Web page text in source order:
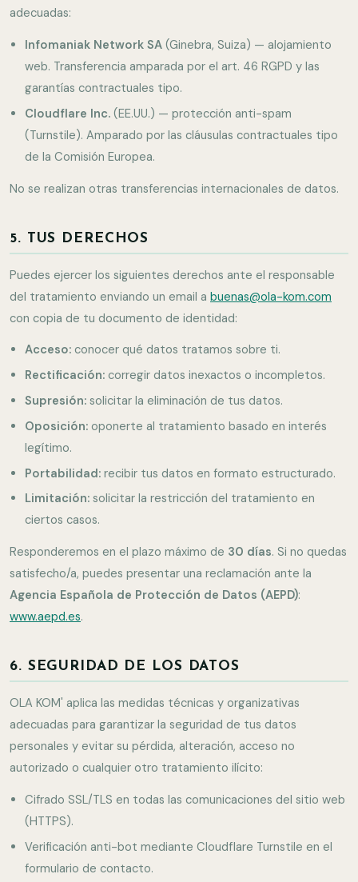
adecuadas:
Infomaniak Network SA (Ginebra, Suiza) — alojamiento
web. Transferencia amparada por el art. 46 RGPD y las
garantías contractuales tipo.
Cloudflare Inc. (EE.UU.) — protección anti-spam
(Turnstile). Amparado por las cláusulas contractuales tipo
de la Comisión Europea.
No se realizan otras transferencias internacionales de datos.
5. TUS DERECHOS
Puedes ejercer los siguientes derechos ante el responsable
del tratamiento enviando un email a buenas@ola-kom.com
con copia de tu documento de identidad:
Acceso: conocer qué datos tratamos sobre ti.
Rectificación: corregir datos inexactos o incompletos.
Supresión: solicitar la eliminación de tus datos.
Oposición: oponerte al tratamiento basado en interés
legítimo.
Portabilidad: recibir tus datos en formato estructurado.
Limitación: solicitar la restricción del tratamiento en
ciertos casos.
Responderemos en el plazo máximo de 30 días. Si no quedas
satisfecho/a, puedes presentar una reclamación ante la
Agencia Española de Protección de Datos (AEPD):
www.aepd.es.
6. SEGURIDAD DE LOS DATOS
OLA KOM' aplica las medidas técnicas y organizativas
adecuadas para garantizar la seguridad de tus datos
personales y evitar su pérdida, alteración, acceso no
autorizado o cualquier otro tratamiento ilícito:
Cifrado SSL/TLS en todas las comunicaciones del sitio web
(HTTPS).
Verificación anti-bot mediante Cloudflare Turnstile en el
formulario de contacto.